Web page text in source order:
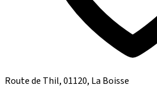
Route de Thil, 01120, La Boisse